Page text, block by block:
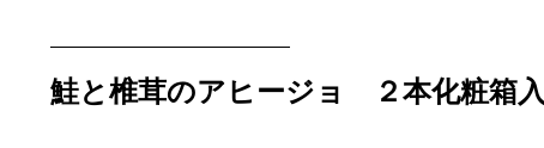
鮭と椎茸のアヒージョ ２本化粧箱入